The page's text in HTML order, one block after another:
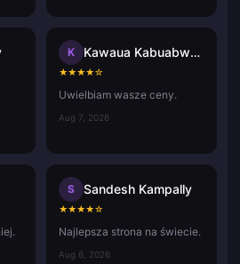
K Kawaua Kabuabwai Taatua
★★★★☆
Uwielbiam wasze ceny.
Aug 7, 2026
S Sandesh Kampally
★★★★☆
Najlepsza strona na świecie.
Aug 6, 2026